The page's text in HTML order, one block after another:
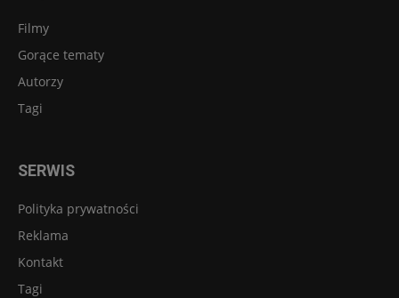
Filmy
Gorące tematy
Autorzy
Tagi
SERWIS
Polityka prywatności
Reklama
Kontakt
Tagi